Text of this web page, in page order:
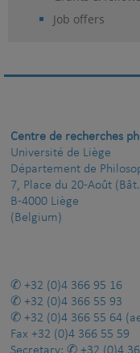
Job offers
Centre de recherches
Université de Liège
Département de
7, Place du 20-Août
B-4000 Liège
(Belgium)
+32 (0)4 366 95 16
+32 (0)4 366 55 93
+32 (0)4 366 55 64
Fax +32 (0)4 366 55 59